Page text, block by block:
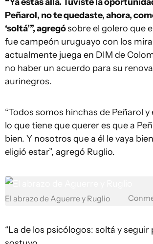
Peñarol, no te quedaste, ahora,
‘soltá’”, agregósobre el golero que
fue campeón uruguayo con los
actualmente juega en DIM de
no haber un acuerdo para su
aurinegros.
“Todos somos hinchas de Peñarol y
lo que tiene que querer es que a
bien. Y nosotros que a él le vaya
eligió estar”, agregó Ruglio.
El abrazo de Aguerre y Ruglio
“La de los psicólogos: soltá y seguir